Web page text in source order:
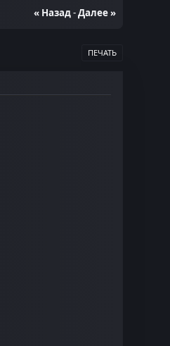
« Назад-Далее »
ПЕЧАТЬ